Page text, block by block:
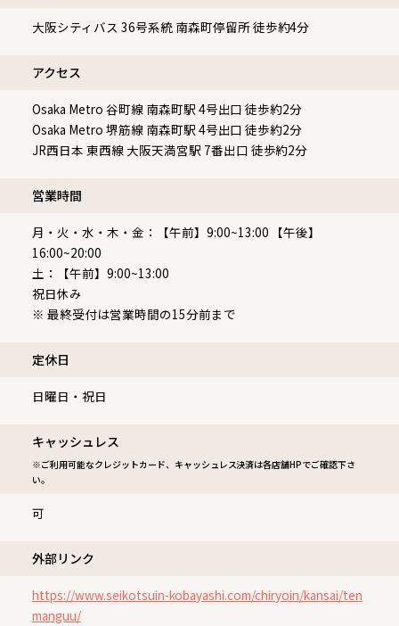
大阪シティバス 36号系統 南森町停留所 徒歩約4分
アクセス
Osaka Metro 谷町線 南森町駅 4号出口 徒歩約2分
Osaka Metro 堺筋線 南森町駅 4号出口 徒歩約2分
JR西日本 東西線 大阪天満宮駅 7番出口 徒歩約2分
営業時間
月・火・水・木・金：【午前】9:00~13:00 【午後】
16:00~20:00
土：【午前】9:00~13:00
祝日休み
※ 最終受付は営業時間の15分前まで
定休⽇
日曜日・祝日
キャッシュレス
※ご利用可能なクレジットカード、キャッシュレス決済は各店舗HPでご確認下さ
い。
可
外部リンク
https://www.seikotsuin-kobayashi.com/chiryoin/kansai/ten
manguu/